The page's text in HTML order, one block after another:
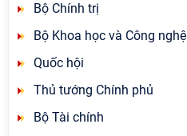
Bộ Chính trị
Bộ Khoa học và Công nghệ
Quốc hội
Thủ tướng Chính phủ
Bộ Tài chính